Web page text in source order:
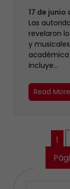
17 de junio
Las
revelaron
y
académica
incluye…
Read More
1